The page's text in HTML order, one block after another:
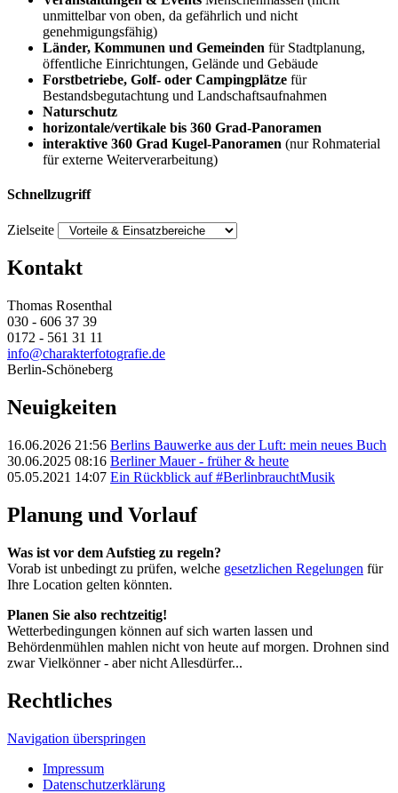
unmittelbar von oben, da gefährlich und nicht
genehmigungsfähig)
Länder, Kommunen und Gemeinden für Stadtplanung,
öffentliche Einrichtungen, Gelände und Gebäude
Forstbetriebe, Golf- oder Campingplätze für
Bestandsbegutachtung und Landschaftsaufnahmen
Naturschutz
horizontale/vertikale bis 360 Grad-Panoramen
interaktive 360 Grad Kugel-Panoramen (nur Rohmaterial
für externe Weiterverarbeitung)
Schnellzugriff
Zielseite
Kontakt
Thomas Rosenthal
030 - 606 37 39
0172 - 561 31 11
info@charakterfotografie.de
Berlin-Schöneberg
Neuigkeiten
16.06.2026 21:56 Berlins Bauwerke aus der Luft: mein neues Buch
30.06.2025 08:16 Berliner Mauer - früher & heute
05.05.2021 14:07 Ein Rückblick auf #BerlinbrauchtMusik
Planung und Vorlauf
Was ist vor dem Aufstieg zu regeln?
Vorab ist unbedingt zu prüfen, welche gesetzlichen Regelungen für
Ihre Location gelten könnten.
Planen Sie also rechtzeitig!
Wetterbedingungen können auf sich warten lassen und
Behördenmühlen mahlen nicht von heute auf morgen. Drohnen sind
zwar Vielkönner - aber nicht Allesdürfer...
Rechtliches
Navigation überspringen
Impressum
Datenschutzerklärung